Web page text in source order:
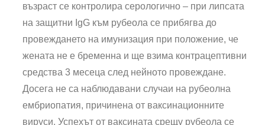
възраст се контролира серологично – при липсата
на защитни IgG към рубеола се прибягва до
провеждането на имунизация при положение, че
жената не е бременна и ще взима контрацептивни
средства 3 месеца след нейното провеждане.
Досега не са наблюдавани случаи на рубеолна
ембриопатия, причинена от ваксинационните
вируси. Успехът от ваксината срещу рубеола се